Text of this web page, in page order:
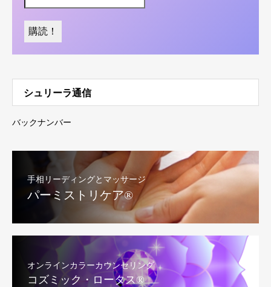
シュリーラ通信
バックナンバー
手相リーディングとマッサージ
パーミストリケア®︎
オンラインカラーカウンセリング
コズミック・ロータス®︎